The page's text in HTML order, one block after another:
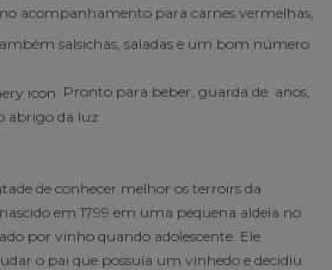
acompanhamento para carnes vermelhas,
salsichas, saladas e um bom número
Pronto para beber, guarda de anos,
abrigo da luz
de conhecer melhor os terroirs da
em 1799 em uma pequena aldeia no
por vinho quando adolescente. Ele
o pai que possuía um vinhedo e decidiu